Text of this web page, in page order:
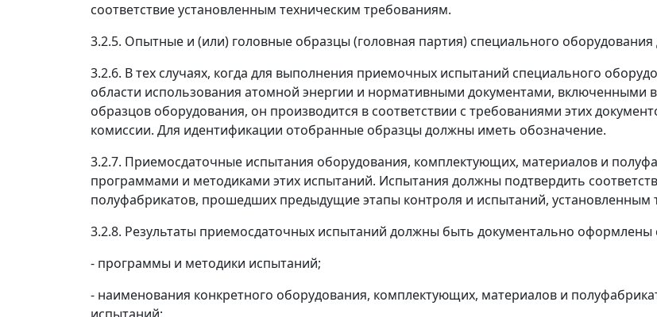
соответствие установленным техническим требованиям.
3.2.5. Опытные и (или) головные образцы (головная партия) специального
3.2.6. В тех случаях, когда для выполнения приемочных испытаний специального
области использования атомной энергии и нормативными документами, включенными
образцов оборудования, он производится в соответствии с требованиями этих
комиссии. Для идентификации отобранные образцы должны иметь обозначение.
3.2.7. Приемосдаточные испытания оборудования, комплектующих, материалов и
программами и методиками этих испытаний. Испытания должны подтвердить
полуфабрикатов, прошедших предыдущие этапы контроля и испытаний, установленным
3.2.8. Результаты приемосдаточных испытаний должны быть документально оформлены
- программы и методики испытаний;
- наименования конкретного оборудования, комплектующих, материалов и